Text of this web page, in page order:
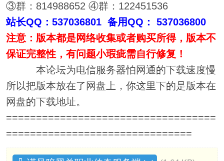
③群：814988652 ④群：122451536
站长QQ：537036801 备用QQ： 537036800
注意：版本都是网络收集或者购买所得，版本不
保证完整性，有问题小瑕疵需自行修复！
本论坛为电信服务器怕网通的下载速度慢
所以把版本放在了网盘上，你这里下的是版本在
网盘的下载地址。
===================================
===============================